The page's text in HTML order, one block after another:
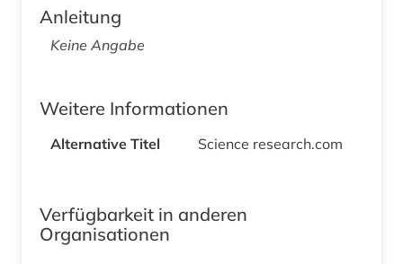
Anleitung
Keine Angabe
Weitere Informationen
Alternative Titel Science research.com
Verfügbarkeit in anderen
Organisationen